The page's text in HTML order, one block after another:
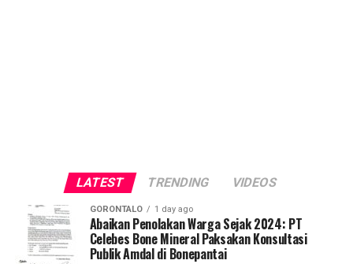
LATEST TRENDING VIDEOS
GORONTALO 1 day ago
Abaikan Penolakan Warga Sejak 2024: PT
Celebes Bone Mineral Paksakan Konsultasi
Publik Amdal di Bonepantai